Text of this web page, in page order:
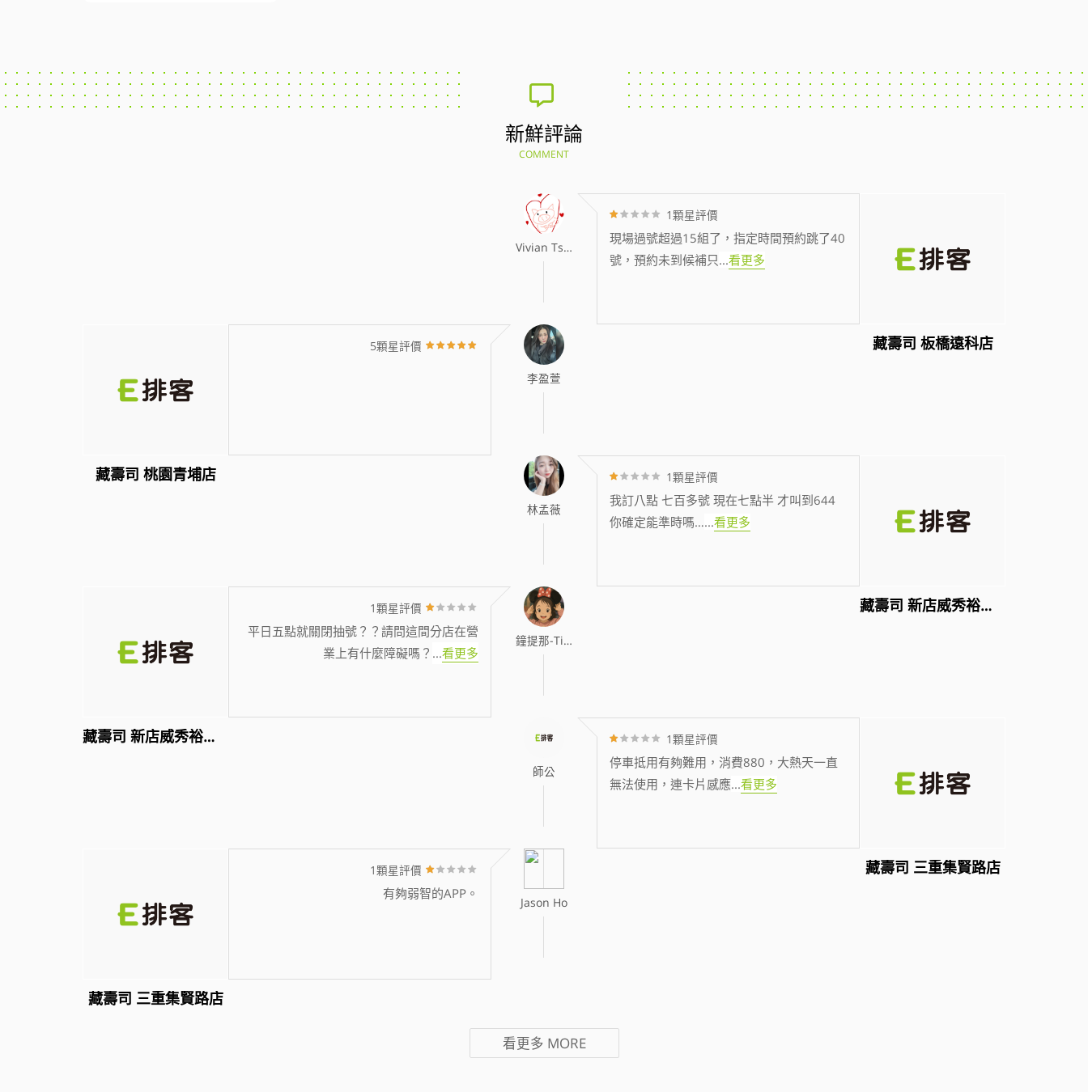
新鮮評論
COMMENT
Vivian Tsai
1顆星評價
現場過號超過15組了，指定時間預約跳了40
號，預約未到候補只...看更多
藏壽司 板橋遠科店
李盈萱
5顆星評價
藏壽司 桃園青埔店
林孟薇
1顆星評價
我訂八點 七百多號 現在七點半 才叫到644
你確定能準時嗎…...看更多
藏壽司 新店威秀裕隆店
鐘提那-Tina
1顆星評價
平日五點就關閉抽號？？請問這間分店在營
業上有什麼障礙嗎？ ...看更多
藏壽司 新店威秀裕隆店
師公
1顆星評價
停車抵用有夠難用，消費880，大熱天一直
無法使用，連卡片感應...看更多
藏壽司 三重集賢路店
Jason Ho
1顆星評價
有夠弱智的APP。
藏壽司 三重集賢路店
看更多 MORE